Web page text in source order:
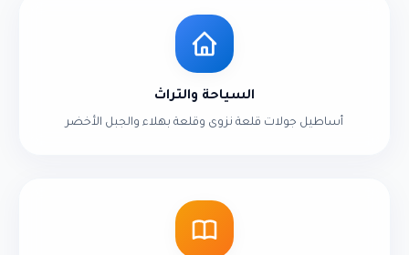
السياحة والتراث
أساطيل جولات قلعة نزوى وقلعة بهلاء والجبل الأخضر